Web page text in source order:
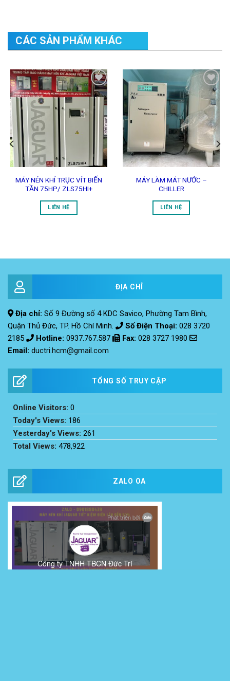
CÁC SẢN PHẨM KHÁC
Add to
Wishlist
MÁY NÉN KHÍ TRỤC VÍT BIẾN
TẦN 75HP/ ZLS75HI+
LIÊN HỆ
Add to
Wishlist
MÁY LÀM MÁT NƯỚC –
CHILLER
LIÊN HỆ
ĐỊA CHỈ
Địa chỉ: Số 9 Đường số 4 KDC Savico, Phường Tam Bình,
Quận Thủ Đức, TP. Hồ Chí Minh.
Số Điện Thoại: 028 3720
2185
Hotline: 0937.767.587 Fax: 028 3727 1980
Email: ductri.hcm@gmail.com
TỔNG SỐ TRUY CẬP
Online Visitors: 0
Today's Views: 186
Yesterday's Views: 261
Total Views: 478,922
ZALO OA